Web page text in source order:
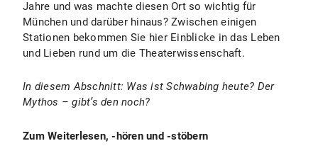
Jahre und was machte diesen Ort so wichtig für
München und darüber hinaus? Zwischen einigen
Stationen bekommen Sie hier Einblicke in das Leben
und Lieben rund um die Theaterwissenschaft.
In diesem Abschnitt: Was ist Schwabing heute? Der
Mythos – gibt’s den noch?
Zum Weiterlesen, -hören und -stöbern